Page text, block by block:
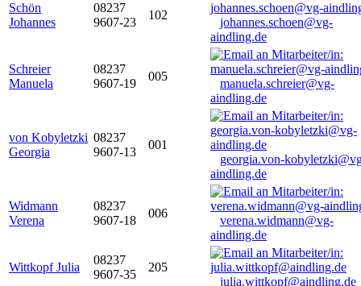
Schön
Johannes
08237
9607-23
102
johannes.schoen@vg-
aindling.de
Schreier
Manuela
08237
9607-19
005
manuela.schreier@vg-
aindling.de
von Kobyletzki
Georgia
08237
9607-13
001
georgia.von-
aindling.de
Widmann
Verena
08237
9607-18
006
verena.widmann@vg-
aindling.de
Wittkopf Julia
08237
9607-35
205
julia.wittkopf@aindling.de